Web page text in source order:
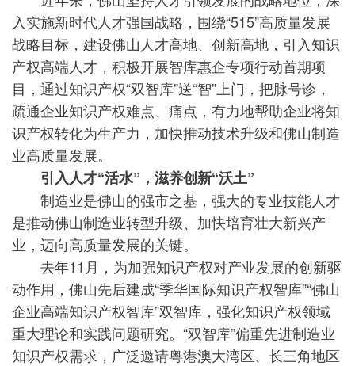
入实施新时代人才强国战略，围绕“515”高质量发展
战略目标，建设佛山人才高地、创新高地，引入知识
产权高端人才，积极开展智库惠企专项行动首期项
目，通过知识产权“双智库”送“智”上门，把脉号诊，
疏通企业知识产权难点、痛点，有力地帮助企业将知
识产权转化为生产力，加快推动技术升级和佛山制造
业高质量发展。
引入人才“活水”，滋养创新“沃土”
制造业是佛山的强市之基，强大的专业技能人才
是推动佛山制造业转型升级、加快培育壮大新兴产
业，迈向高质量发展的关键。
去年11月，为加强知识产权对产业发展的创新驱
动作用，佛山先后建成“季华国际知识产权智库”“佛山
企业高端知识产权智库”双智库，强化知识产权领域
重大理论和实践问题研究。“双智库”偏重先进制造业
知识产权需求，广泛邀请粤港澳大湾区、长三角地区